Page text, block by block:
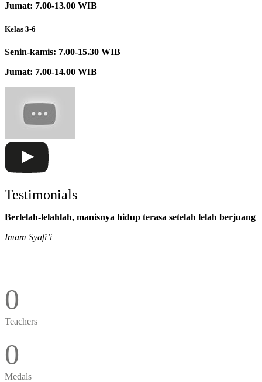
Jumat: 7.00-13.00 WIB
Kelas 3-6
Senin-kamis: 7.00-15.30 WIB
Jumat: 7.00-14.00 WIB
Testimonials
Berlelah-lelahlah, manisnya hidup terasa setelah lelah berjuang
Imam Syafi’i
0
Teachers
0
Medals